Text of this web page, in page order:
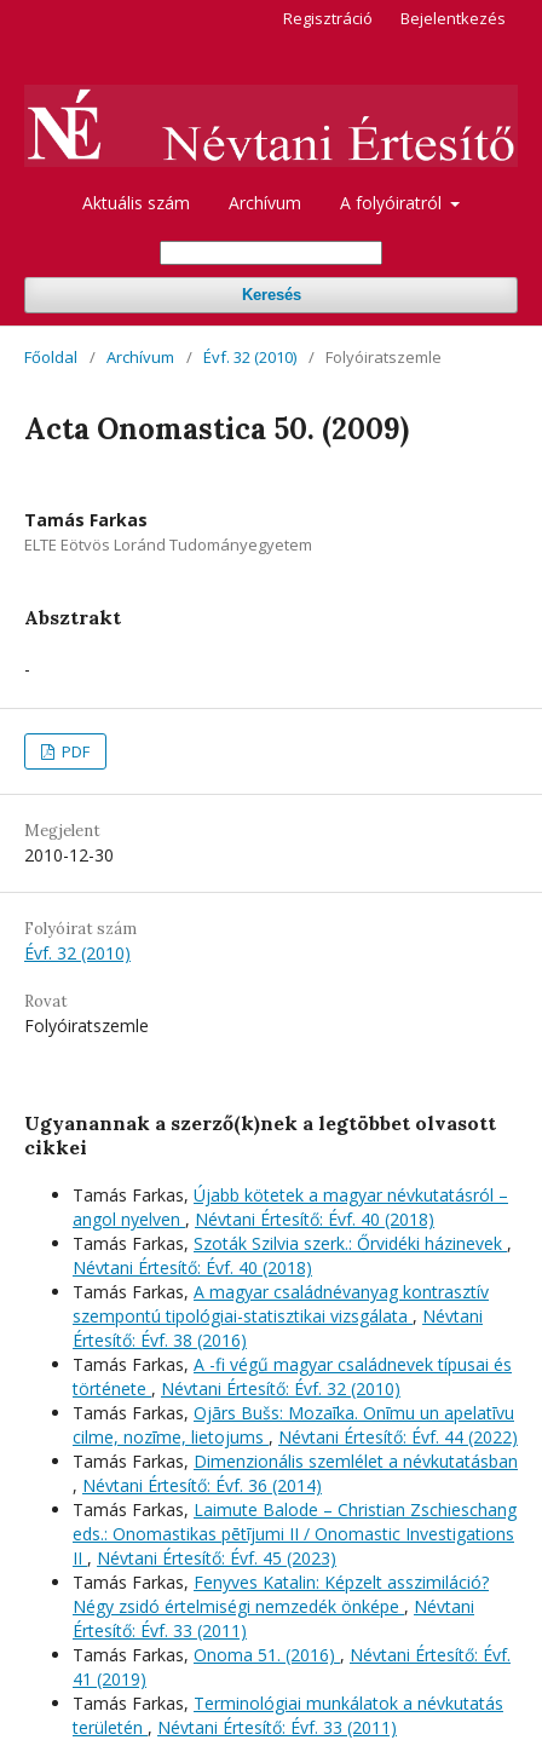
Aktuális szám Archívum A folyóiratról
Keresés
Regisztráció Bejelentkezés
Főoldal / Archívum / Évf. 32 (2010) / Folyóiratszemle
Acta Onomastica 50. (2009)
Tamás Farkas
ELTE Eötvös Loránd Tudományegyetem
Absztrakt
-
PDF
Megjelent
2010-12-30
Folyóirat szám
Évf. 32 (2010)
Rovat
Folyóiratszemle
Ugyanannak a szerző(k)nek a legtöbbet olvasott
cikkei
Tamás Farkas, Újabb kötetek a magyar névkutatásról –
angol nyelven , Névtani Értesítő: Évf. 40 (2018)
Tamás Farkas, Szoták Szilvia szerk.: Őrvidéki házinevek ,
Névtani Értesítő: Évf. 40 (2018)
Tamás Farkas, A magyar családnévanyag kontrasztív
szempontú tipológiai-statisztikai vizsgálata , Névtani
Értesítő: Évf. 38 (2016)
Tamás Farkas, A -fi végű magyar családnevek típusai és
története , Névtani Értesítő: Évf. 32 (2010)
Tamás Farkas, Ojārs Bušs: Mozaīka. Onīmu un apelatīvu
cilme, nozīme, lietojums , Névtani Értesítő: Évf. 44 (2022)
Tamás Farkas, Dimenzionális szemlélet a névkutatásban
, Névtani Értesítő: Évf. 36 (2014)
Tamás Farkas, Laimute Balode – Christian Zschieschang
eds.: Onomastikas pētījumi II / Onomastic Investigations
II , Névtani Értesítő: Évf. 45 (2023)
Tamás Farkas, Fenyves Katalin: Képzelt asszimiláció?
Négy zsidó értelmiségi nemzedék önképe , Névtani
Értesítő: Évf. 33 (2011)
Tamás Farkas, Onoma 51. (2016) , Névtani Értesítő: Évf.
41 (2019)
Tamás Farkas, Terminológiai munkálatok a névkutatás
területén , Névtani Értesítő: Évf. 33 (2011)